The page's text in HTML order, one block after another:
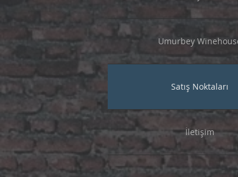
Umurbey
Satış Noktaları
İletişim